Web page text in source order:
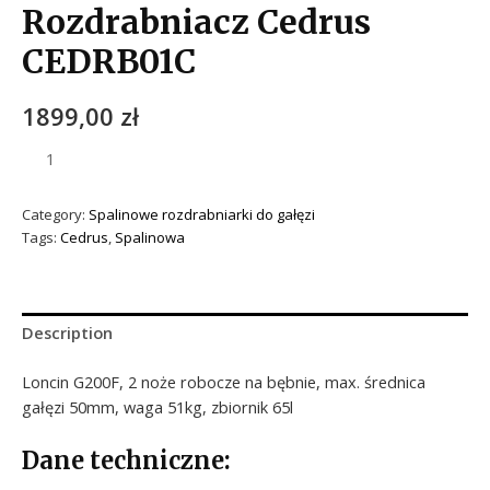
Rozdrabniacz Cedrus
CEDRB01C
1899,00 zł
Category: Spalinowe rozdrabniarki do gałęzi
Tags: Cedrus Spalinowa
Description
Loncin G200F, 2 noże robocze na bębnie, max. średnica
gałęzi 50mm, waga 51kg, zbiornik 65l
Dane techniczne: